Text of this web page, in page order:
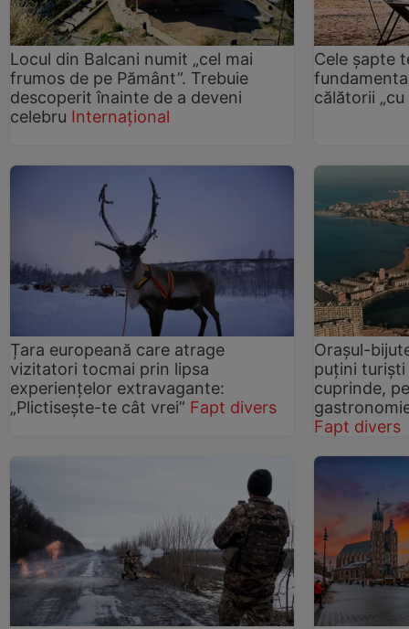
Locul din Balcani numit „cel mai
frumos de pe Pământ”. Trebuie
descoperit înainte de a deveni
celebru Internațional
Cele șapte
călătorii „cu
Țara europeană care atrage
vizitatori tocmai prin lipsa
experiențelor extravagante:
„Plictisește-te cât vrei” Fapt divers
Orașul-
puțini turiști
cuprinde,
Fapt divers